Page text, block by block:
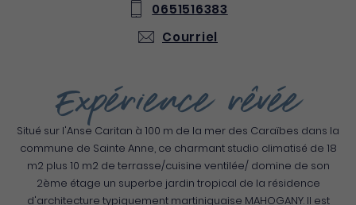
Expérience rêvée
Situé sur l'Anse Caritan à 100 m de la mer des Caraïbes dans la
commune de Sainte Anne, ce charmant studio climatisé de 18
m2 plus 10 m2 de terrasse/cuisine ventilée/ domine de son
2ème étage un superbe jardin tropical de la résidence
d'architecture typiquement martiniquaise MAHOGANY. Il est
0651516383
Courriel